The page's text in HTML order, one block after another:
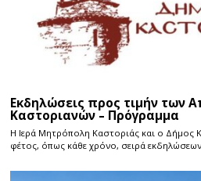
Εκδηλώσεις προς τιμήν των
Καστοριανών – Πρόγραμμα
Η Ιερά Μητρόπολη Καστοριάς και ο Δήμος
φέτος, όπως κάθε χρόνο, σειρά εκδηλώσεων